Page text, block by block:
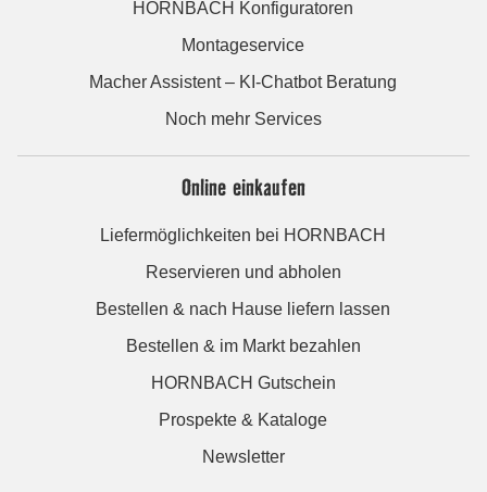
HORNBACH Konfiguratoren
Montageservice
Macher Assistent – KI-Chatbot Beratung
Noch mehr Services
Online einkaufen
Liefermöglichkeiten bei HORNBACH
Reservieren und abholen
Bestellen & nach Hause liefern lassen
Bestellen & im Markt bezahlen
HORNBACH Gutschein
Prospekte & Kataloge
Newsletter